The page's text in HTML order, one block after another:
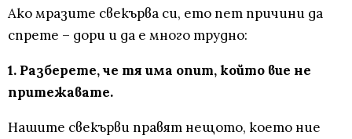
Ако мразите свекърва си, ето пет причини да
спрете – дори и да е много трудно:
1. Разберете, че тя има опит, който вие не
притежавате.
Нашите свекърви правят нещото, което ние